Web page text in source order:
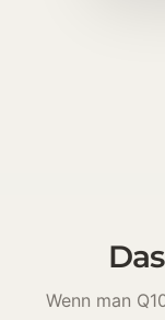
Wenn man